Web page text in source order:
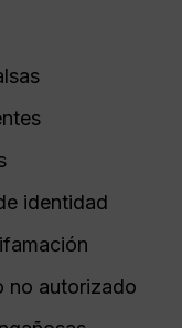
identidad
no autorizado